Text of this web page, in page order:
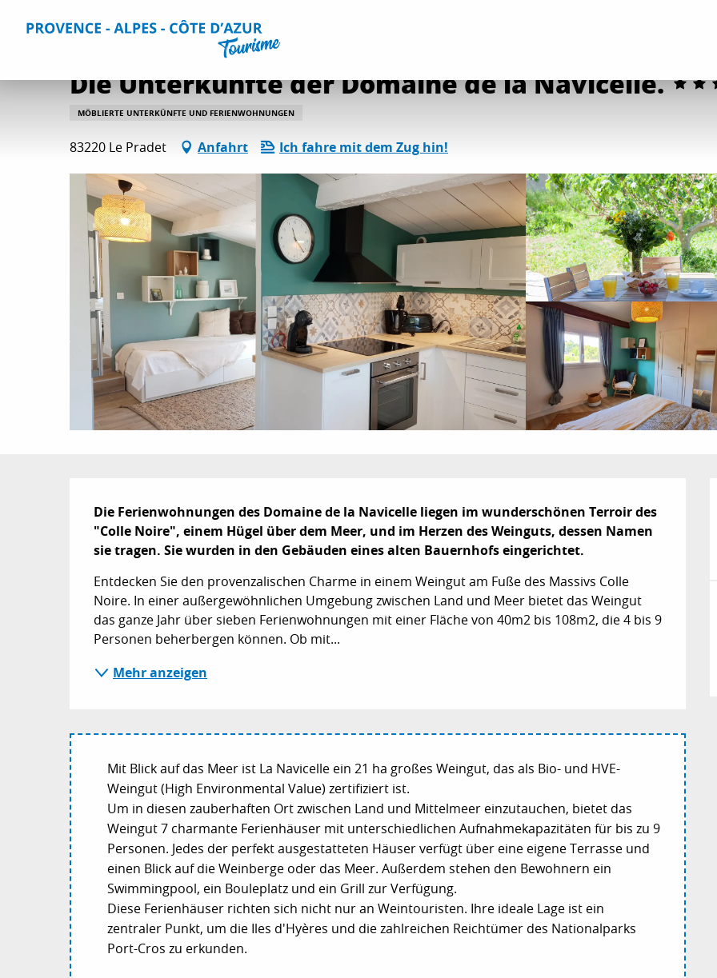
Home Aufenthalt Unterkünfte Alle Gites und Vermietungen
Die Unterkünfte der Domaine de la Navicelle.
MÖBLIERTE UNTERKÜNFTE UND FERIENWOHNUNGEN
83220 Le Pradet Anfahrt Ich fahre mit dem Zug hin!
Beschreibung
Die Ferienwohnungen des Domaine de la Navicelle liegen im wunderschönen Terroir des
"Colle Noire", einem Hügel über dem Meer, und im Herzen des Weinguts, dessen Namen
sie tragen. Sie wurden in den Gebäuden eines alten Bauernhofs eingerichtet.
Entdecken Sie den provenzalischen Charme in einem Weingut am Fuße des Massivs Colle
Noire. In einer außergewöhnlichen Umgebung zwischen Land und Meer bietet das Weingut
das ganze Jahr über sieben Ferienwohnungen mit einer Fläche von 40m2 bis 108m2, die 4 bis 9
Personen beherbergen können. Ob mit...
Mehr anzeigen
Mit Blick auf das Meer ist La Navicelle ein 21 ha großes Weingut, das als Bio- und HVE-
Weingut (High Environmental Value) zertifiziert ist.
Um in diesen zauberhaften Ort zwischen Land und Mittelmeer einzutauchen, bietet das
Weingut 7 charmante Ferienhäuser mit unterschiedlichen Aufnahmekapazitäten für bis zu 9
Personen. Jedes der perfekt ausgestatteten Häuser verfügt über eine eigene Terrasse und
einen Blick auf die Weinberge oder das Meer. Außerdem stehen den Bewohnern ein
Swimmingpool, ein Bouleplatz und ein Grill zur Verfügung.
Diese Ferienhäuser richten sich nicht nur an Weintouristen. Ihre ideale Lage ist ein
zentraler Punkt, um die Iles d'Hyères und die zahlreichen Reichtümer des Nationalparks
Port-Cros zu erkunden.